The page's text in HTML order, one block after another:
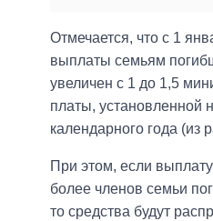
Отмечается, что с 1
выплаты семьям
увеличен с 1 до 1,5
платы, установленной
календарного года (из
При этом, если
более членов семьи
то средства будут